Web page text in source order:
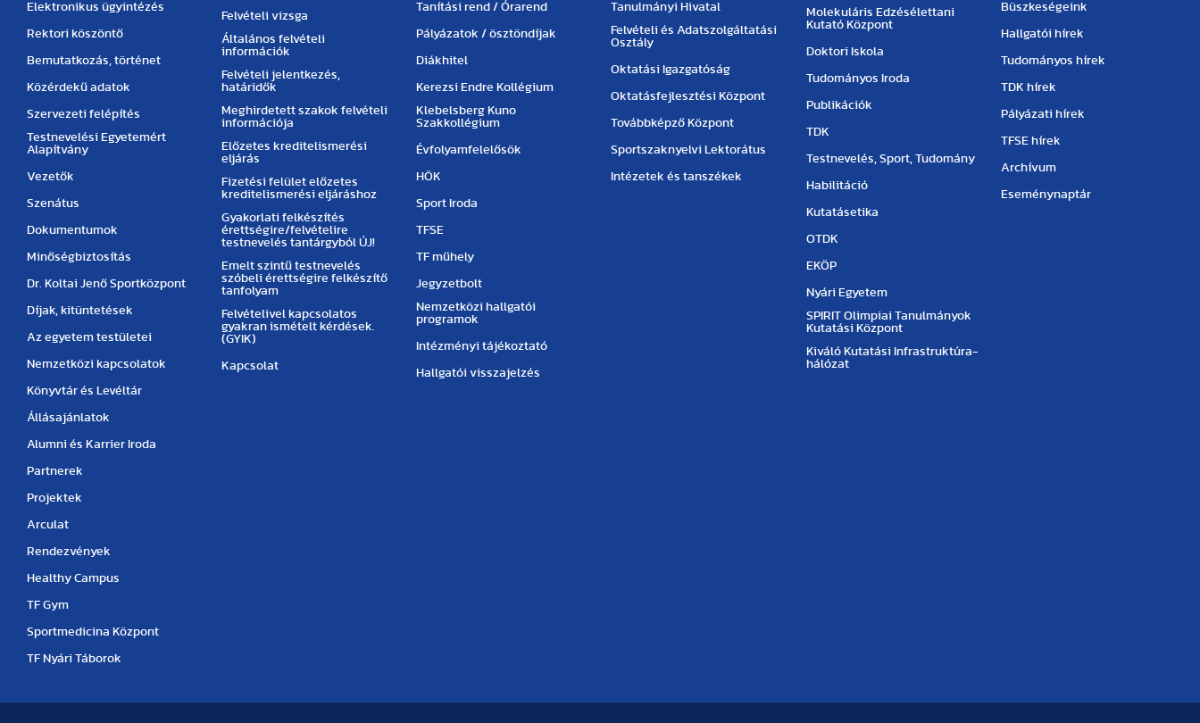
Elektronikus ügyintézés
Rektori köszöntő
Bemutatkozás, történet
Közérdekű adatok
Szervezeti felépítés
Testnevelési Egyetemért
Alapítvány
Vezetők
Szenátus
Dokumentumok
Minőségbiztosítás
Dr. Koltai Jenő Sportközpont
Díjak, kitüntetések
Az egyetem testületei
Nemzetközi kapcsolatok
Könyvtár és Levéltár
Állásajánlatok
Alumni és Karrier Iroda
Partnerek
Projektek
Arculat
Rendezvények
Healthy Campus
TF Gym
Sportmedicina Központ
TF Nyári Táborok
Felvételi vizsga
Általános felvételi
információk
Felvételi jelentkezés,
határidők
Meghirdetett szakok felvételi
információja
Előzetes kreditelismerési
eljárás
Fizetési felület előzetes
kreditelismerési eljáráshoz
Gyakorlati felkészítés
érettségire/felvételire
testnevelés tantárgyból ÚJ!
Emelt szintű testnevelés
szóbeli érettségire felkészítő
tanfolyam
Felvételivel kapcsolatos
gyakran ismételt kérdések.
(GYIK)
Kapcsolat
Tanítási rend / Órarend
Pályázatok / ösztöndíjak
Diákhitel
Kerezsi Endre Kollégium
Klebelsberg Kuno
Szakkollégium
Évfolyamfelelősök
HÖK
Sport Iroda
TFSE
TF műhely
Jegyzetbolt
Nemzetközi hallgatói
programok
Intézményi tájékoztató
Hallgatói visszajelzés
Tanulmányi Hivatal
Felvételi és Adatszolgáltatási
Osztály
Oktatási Igazgatóság
Oktatásfejlesztési Központ
Továbbképző Központ
Sportszaknyelvi Lektorátus
Intézetek és tanszékek
Molekuláris Edzésélettani
Kutató Központ
Doktori Iskola
Tudományos Iroda
Publikációk
TDK
Testnevelés, Sport, Tudomány
Habilitáció
Kutatásetika
OTDK
EKÖP
Nyári Egyetem
SPIRIT Olimpiai Tanulmányok
Kutatási Központ
Kiváló Kutatási Infrastruktúra-
hálózat
Büszkeségeink
Hallgatói hírek
Tudományos hírek
TDK hírek
Pályázati hírek
TFSE hírek
Archívum
Eseménynaptár